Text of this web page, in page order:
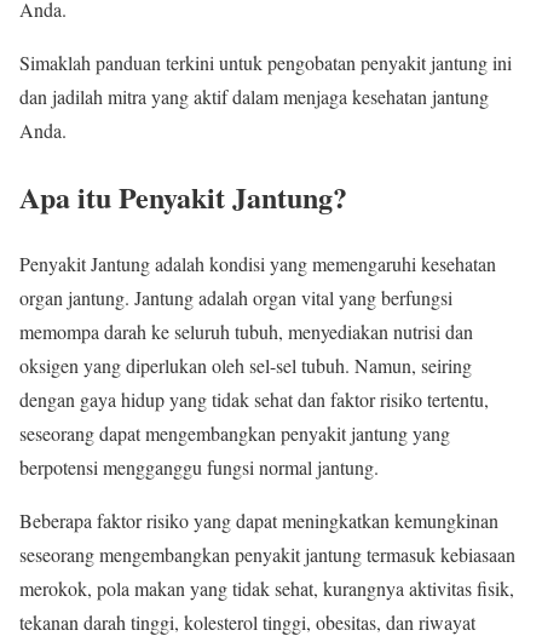
Anda.
Simaklah panduan terkini untuk pengobatan penyakit jantung ini
dan jadilah mitra yang aktif dalam menjaga kesehatan jantung
Anda.
Apa itu Penyakit Jantung?
Penyakit Jantung adalah kondisi yang memengaruhi kesehatan
organ jantung. Jantung adalah organ vital yang berfungsi
memompa darah ke seluruh tubuh, menyediakan nutrisi dan
oksigen yang diperlukan oleh sel-sel tubuh. Namun, seiring
dengan gaya hidup yang tidak sehat dan faktor risiko tertentu,
seseorang dapat mengembangkan penyakit jantung yang
berpotensi mengganggu fungsi normal jantung.
Beberapa faktor risiko yang dapat meningkatkan kemungkinan
seseorang mengembangkan penyakit jantung termasuk kebiasaan
merokok, pola makan yang tidak sehat, kurangnya aktivitas fisik,
tekanan darah tinggi, kolesterol tinggi, obesitas, dan riwayat